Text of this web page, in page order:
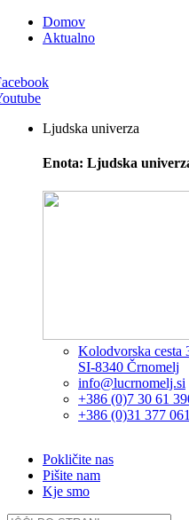
Domov
Aktualno
Ljudska univerza
Enota: Ljudska
Kolodvorska cesta
SI-8340 Črnomelj
info@lucrnomelj.si
+386 (0)7 30 61
+386 (0)31 377 061
Pokličite nas
Pišite nam
Kje smo